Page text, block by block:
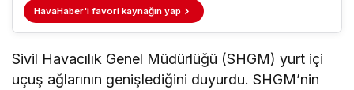
HavaHaber'i favori kaynağın yap
Sivil Havacılık Genel Müdürlüğü (SHGM) yurt içi
uçuş ağlarının genişlediğini duyurdu. SHGM’nin